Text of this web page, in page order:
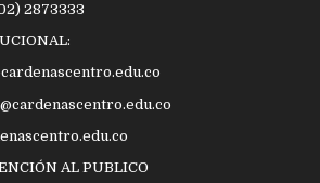
2873333
AL PUBLICO